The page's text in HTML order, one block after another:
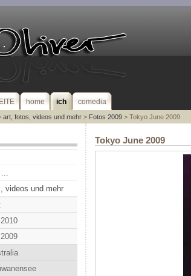
home ich comedia
art, fotos, videos und mehr> Fotos 2009> Tokyo June 2009
...
videos und mehr
Tokyo June 2009